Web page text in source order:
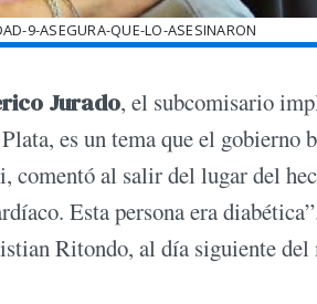
9-ASEGURA-QUE-LO-ASESINARON
Jurado, el subcomisario
es un tema que el gobierno
al salir del lugar del
Esta persona era
Ritondo, al día siguiente del